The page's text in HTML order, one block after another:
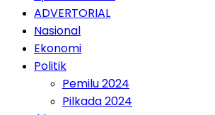
ADVERTORIAL
Nasional
Ekonomi
Politik
Pemilu 2024
Pilkada 2024